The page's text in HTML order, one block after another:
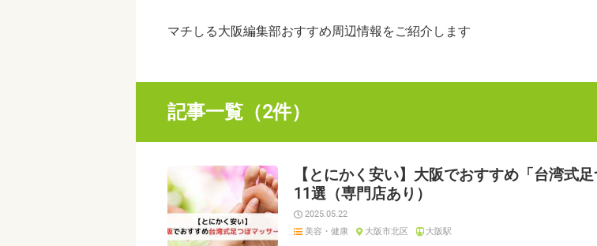
マチしる大阪編集部おすすめ周辺情報をご紹介します
記事一覧（2件）
【とにかく安い】大阪でおすすめ「台湾式足
11選（専門店あり）
2025.05.22
美容・健康
大阪市北区 大阪駅